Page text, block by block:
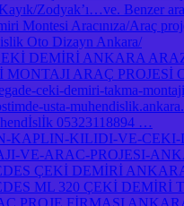
Zodyak’ı…ve. Benzer
Montesi Aracınıza/Araç
Oto Dizayn Ankara/
DEMİRİ ANKARA
MONTAJI ARAÇ PROJESİ
ceki-demiri-takma-
usta-
05323118894 …
KAPLIN-KILIDI-VE-
VE-ARAC-PROJESI-
ÇEKİ DEMİRİ
ML 320 ÇEKİ DEMİRİ
PROJE FİRMASI